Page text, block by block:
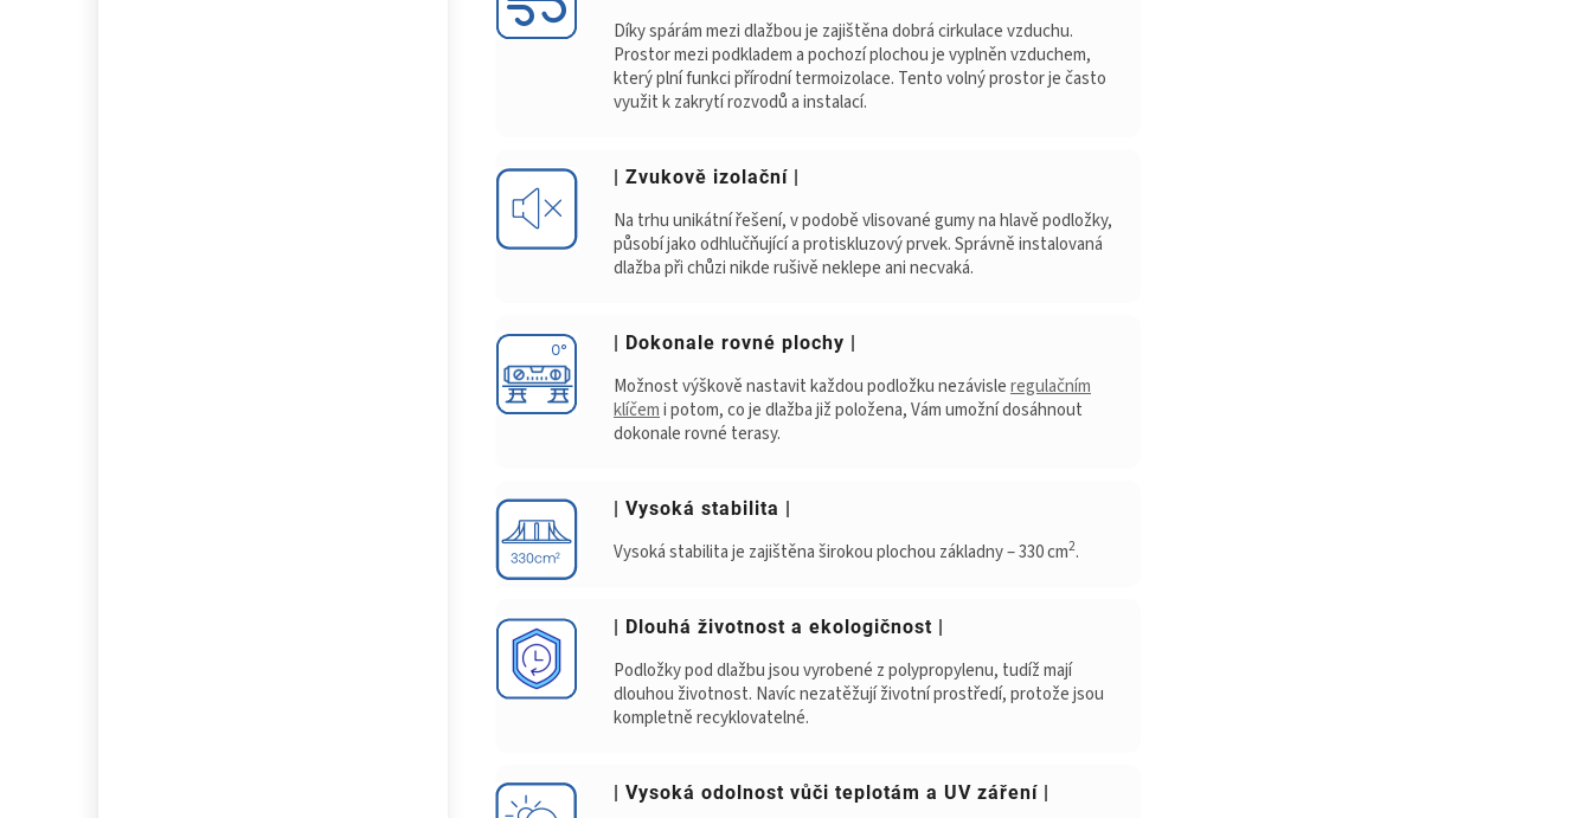
Díky spárám mezi dlažbou je zajištěna dobrá cirkulace vzduchu.
Prostor mezi podkladem a pochozí plochou je vyplněn vzduchem,
který plní funkci přírodní termoizolace. Tento volný prostor je často
využit k zakrytí rozvodů a instalací.
| Zvukově izolační |
Na trhu unikátní řešení, v podobě vlisované gumy na hlavě podložky,
působí jako odhlučňující a protiskluzový prvek. Správně instalovaná
dlažba při chůzi nikde rušivě neklepe ani necvaká.
| Dokonale rovné plochy |
Možnost výškově nastavit každou podložku nezávisleregulačním
klíčemi potom, co je dlažba již položena, Vám umožní dosáhnout
dokonale rovné terasy.
| Vysoká stabilita |
Vysoká stabilita je zajištěna širokou plochou základny – 330 cm2.
| Dlouhá životnost a ekologičnost |
Podložky pod dlažbu jsou vyrobené z polypropylenu, tudíž mají
dlouhou životnost. Navíc nezatěžují životní prostředí, protože jsou
kompletně recyklovatelné.
| Vysoká odolnost vůči teplotám a UV záření |